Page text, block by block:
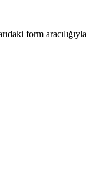
form aracılığıyla